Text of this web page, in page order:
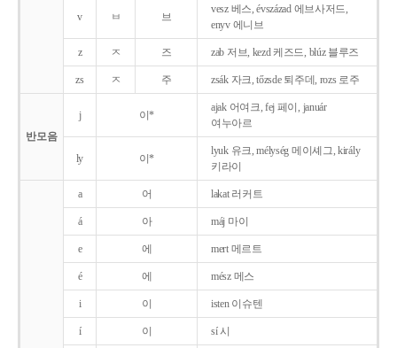
v ㅂ 브
vesz 베스, évszázad 에브사저드,
enyv 에니브
z ㅈ 즈 zab 저브, kezd 케즈드, blúz 블루즈
zs ㅈ 주 zsák 자크, tőzsde 퇴주데, rozs 로주
반모음
j 이*
ajak 어여크, fej 페이, január
여누아르
ly 이*
lyuk 유크, mélység 메이셰그, király
키라이
a 어 lakat 러커트
á 아 máj 마이
e 에 mert 메르트
é 에 mész 메스
i 이 isten 이슈텐
í 이 sí 시